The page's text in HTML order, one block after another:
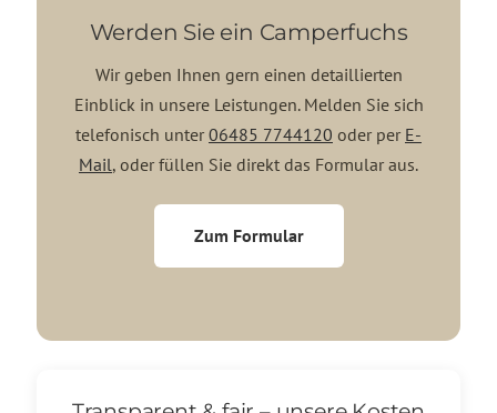
Werden Sie ein Camperfuchs
Wir geben Ihnen gern einen detaillierten
Einblick in unsere Leistungen. Melden Sie sich
telefonisch unter 06485 7744120 oder per E-
Mail, oder füllen Sie direkt das Formular aus.
Zum Formular